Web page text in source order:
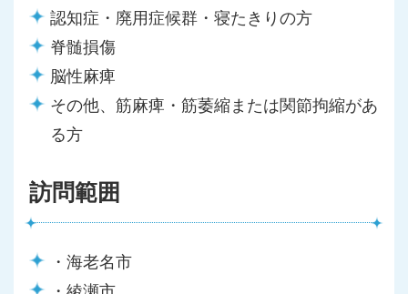
認知症・廃用症候群・寝たきりの方
脊髄損傷
脳性麻痺
その他、筋麻痺・筋萎縮または関節拘縮があ
る方
訪問範囲
・海老名市